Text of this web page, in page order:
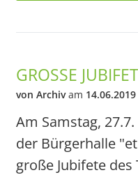
GROSSE
von Archivam
Am Samstag,
der Bürgerhalle
große Jubifete des